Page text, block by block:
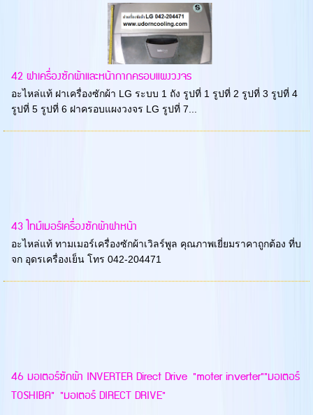
42 ฝาเครื่องซักผ้าและหน้ากากครอบแผงวงจร
อะไหล่แท้ ฝาเครื่องซักผ้า LG ระบบ 1 ถัง รูปที่ 1 รูปที่ 2 รูปที่ 3 รูปที่ 4
รูปที่ 5 รูปที่ 6 ฝาครอบแผงวงจร LG รูปที่ 7...
43 ไทม์เมอร์เครื่องซักผ้าฝาหน้า
อะไหล่แท้ ทามเมอร์เครื่องซักผ้าเวิลร์พูล คุณภาพเยี่ยมราคาถูกต้อง ที่บ
จก อุดรเครื่องเย็น โทร 042-204471
46 มอเตอร์ซักผ้า INVERTER Direct Drive "moter inverter""มอเตอร์
TOSHIBA" "มอเตอร์ DIRECT DRIVE"